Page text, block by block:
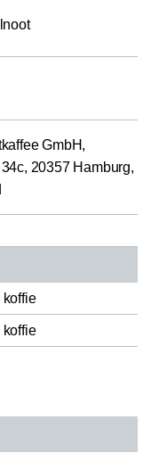
GmbH,
20357 Hamburg,
koffie
koffie